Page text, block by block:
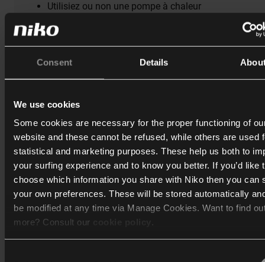
Consent Details
We use cookies
Some cookies are necessary for the proper functioning of
website and these cannot be refused, while others are used
statistical and marketing purposes. These help us both to
your surfing experience and to know you better. If you’d like
choose which information you share with Niko then you can
your own preferences. These will be stored automatically
be modified at any time via Manage Cookies. Want to find
more? Consult our
.
Utilisiez ou non une pompe à chaleur
traditionnel
Niko Home Control s'adapte à votre maison et à vos
besoins. Flexible, évolutif et à votre rythme